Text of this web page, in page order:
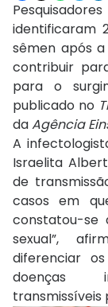
identificaram
sêmen após
contribuir
para o
publicado no
daAgência
A
Israelita
de
casos em
constatou-se
sexual”,
diferenciar
doenças
transmissíveis